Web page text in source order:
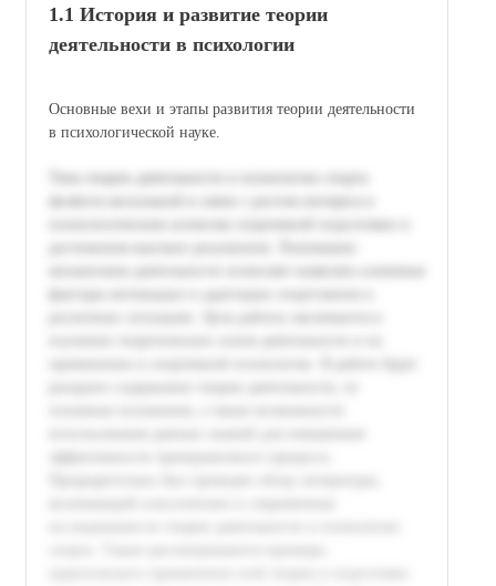
1.1 История и развитие теории
деятельности в психологии
Основные вехи и этапы развития теории деятельности
в психологической науке.